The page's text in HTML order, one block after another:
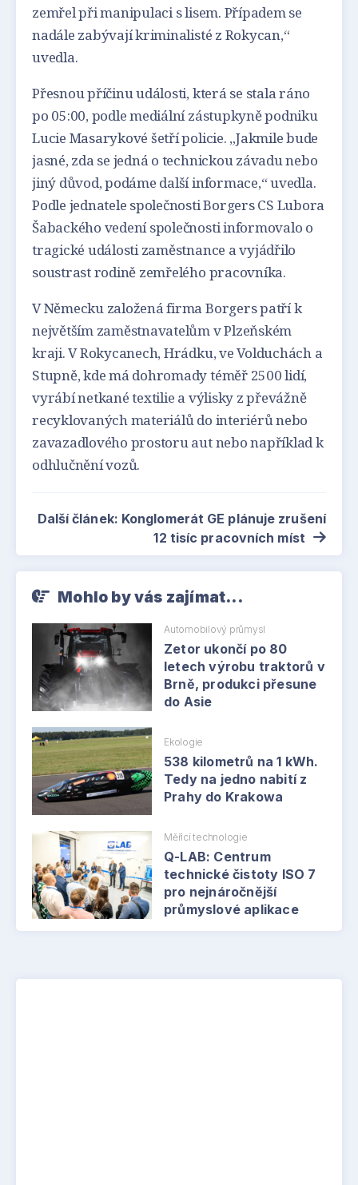
zemřel při manipulaci s lisem. Případem se
nadále zabývají kriminalisté z Rokycan,“
uvedla.
Přesnou příčinu události, která se stala ráno
po 05:00, podle mediální zástupkyně podniku
Lucie Masarykové šetří policie. „Jakmile bude
jasné, zda se jedná o technickou závadu nebo
jiný důvod, podáme další informace,“ uvedla.
Podle jednatele společnosti Borgers CS Lubora
Šabackého vedení společnosti informovalo o
tragické události zaměstnance a vyjádřilo
soustrast rodině zemřelého pracovníka.
V Německu založená firma Borgers patří k
největším zaměstnavatelům v Plzeňském
kraji. V Rokycanech, Hrádku, ve Volduchách a
Stupně, kde má dohromady téměř 2500 lidí,
vyrábí netkané textilie a výlisky z převážně
recyklovaných materiálů do interiérů nebo
zavazadlového prostoru aut nebo například k
odhlučnění vozů.
Další článek: Konglomerát GE plánuje zrušení
12 tisíc pracovních míst
Mohlo by vás zajímat...
Automobilový průmysl
Zetor ukončí po 80
letech výrobu traktorů v
Brně, produkci přesune
do Asie
Ekologie
538 kilometrů na 1 kWh.
Tedy na jedno nabití z
Prahy do Krakowa
Měřicí technologie
Q-LAB: Centrum
technické čistoty ISO 7
pro nejnáročnější
průmyslové aplikace